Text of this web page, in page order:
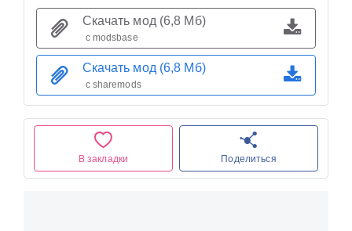
В закладки Поделиться
Скачать мод (6,8 Мб)
с modsbase
Скачать мод (6,8 Мб)
с sharemods